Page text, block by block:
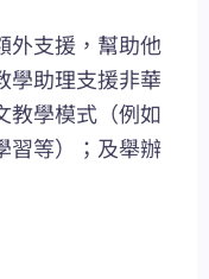
外支援，幫助他
學助理支援非華
教學模式（例如
習等）；及舉辦